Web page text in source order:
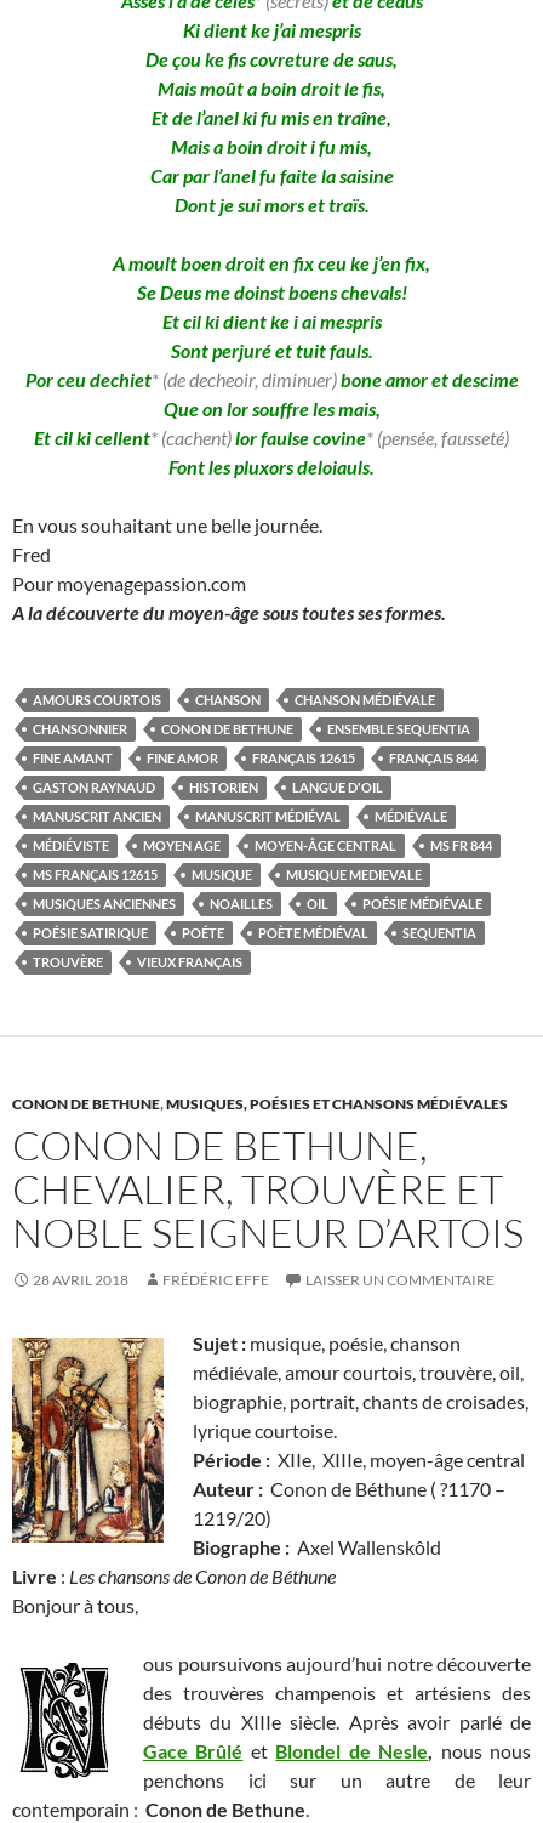
Ki dient ke j’ai mespris
De çou ke fis covreture de saus,
Mais moût a boin droit le fis,
Et de l’anel ki fu mis en traîne,
Mais a boin droit i fu mis,
Car par l’anel fu faite la saisine
Dont je sui mors et traïs.
A moult boen droit en fix ceu ke j’en fix,
Se Deus me doinst boens chevals!
Et cil ki dient ke i ai mespris
Sont perjuré et tuit fauls.
Por ceu dechiet* (de decheoir, diminuer)bone amor et descime
Que on lor souffre les mais,
Et cil ki cellent* (cachent)lor faulse covine* (pensée, fausseté)
Font les pluxors deloiauls.
En vous souhaitant une belle journée.
Fred
Pour moyenagepassion.com
A la découverte du moyen-âge sous toutes ses formes.
AMOURS COURTOIS CHANSON
CHANSON MÉDIÉVALE
CHANSONNIER
CONON DE BETHUNE
ENSEMBLE SEQUENTIA
FINE AMANT
FINE AMOR FRANÇAIS 12615
FRANÇAIS 844
GASTON RAYNAUD
HISTORIEN
LANGUE D'OIL
MANUSCRIT ANCIEN
MANUSCRIT MÉDIÉVAL
MÉDIÉVALE
MÉDIÉVISTE
MOYEN AGE MOYEN-ÂGE CENTRAL
MS FR 844
MS FRANÇAIS 12615
MUSIQUE
MUSIQUE MEDIEVALE
MUSIQUES ANCIENNES
NOAILLES OIL
POÉSIE MÉDIÉVALE
POÉSIE SATIRIQUE
POÉTE POÈTE MÉDIÉVAL
SEQUENTIA
TROUVÈRE
VIEUX FRANÇAIS
CONON DE BETHUNE,MUSIQUES, POÉSIES ET CHANSONS MÉDIÉVALES
CONON DE BETHUNE,
CHEVALIER, TROUVÈRE ET
NOBLE SEIGNEUR D’ARTOIS
28 AVRIL 2018 FRÉDÉRIC EFFE LAISSER UN COMMENTAIRE
Sujet : musique, poésie, chanson
médiévale, amour courtois, trouvère, oil,
biographie, portrait, chants de croisades,
lyrique courtoise.
Période : XIIe, XIIIe, moyen-âge central
Auteur : Conon de Béthune ( ?1170 –
1219/20)
Biographe : Axel Wallenskôld
Livre : Les chansons de Conon de Béthune
Bonjour à tous,
ous poursuivons aujourd’hui notre découverte
des trouvères champenois et artésiens des
débuts du XIIIe siècle. Après avoir parlé de
Gace Brûlé et Blondel de Nesle, nous nous
penchons ici sur un autre de leur
contemporain : Conon de Bethune.